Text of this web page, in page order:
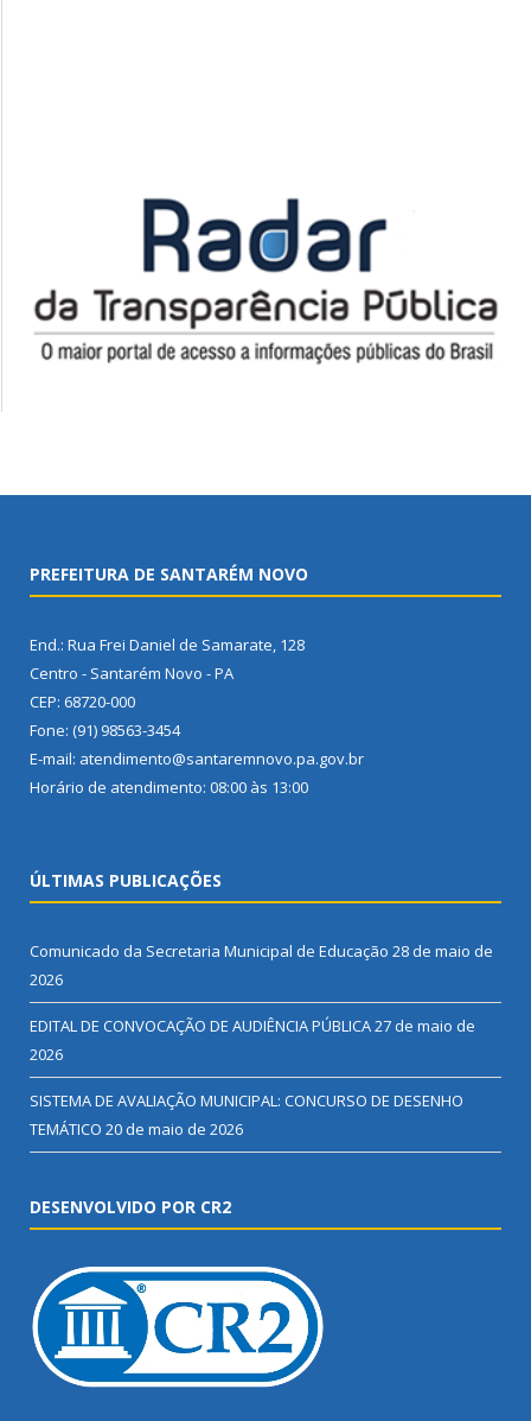
PREFEITURA DE SANTARÉM NOVO
End.: Rua Frei Daniel de Samarate, 128
Centro - Santarém Novo - PA
CEP: 68720-000
Fone: (91) 98563-3454
E-mail: atendimento@santaremnovo.pa.gov.br
Horário de atendimento: 08:00 às 13:00
ÚLTIMAS PUBLICAÇÕES
Comunicado da Secretaria Municipal de Educação 28 de maio de
2026
EDITAL DE CONVOCAÇÃO DE AUDIÊNCIA PÚBLICA27 de maio de
2026
SISTEMA DE AVALIAÇÃO MUNICIPAL: CONCURSO DE DESENHO
TEMÁTICO 20 de maio de 2026
DESENVOLVIDO POR CR2